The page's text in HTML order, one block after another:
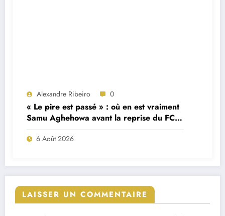
Alexandre Ribeiro 0
« Le pire est passé » : où en est vraiment
Samu Aghehowa avant la reprise du FC
Porto ?
6 Août 2026
LAISSER UN COMMENTAIRE